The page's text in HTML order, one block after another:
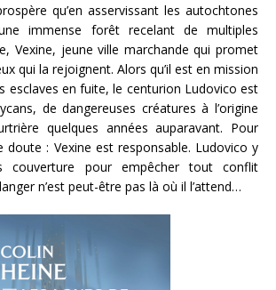
qu’en asservissant les autochtones
une immense forêt recelant de multiples
Vexine, jeune ville marchande qui promet
qui la rejoignent. Alors qu’il est en mission
esclaves en fuite, le centurion Ludovico est
de dangereuses créatures à l’origine
quelques années auparavant. Pour
doute : Vexine est responsable. Ludovico y
couverture pour empêcher tout conflit
n’est peut-être pas là où il l’attend…